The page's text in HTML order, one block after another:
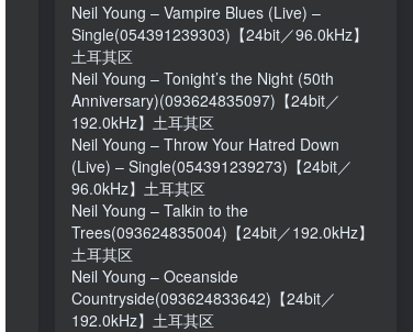
Neil Young – Vampire Blues (Live) –
Single(054391239303)【24bit／96.0kHz】
土耳其区
Neil Young – Tonight’s the Night (50th
Anniversary)(093624835097)【24bit／
192.0kHz】土耳其区
Neil Young – Throw Your Hatred Down
(Live) – Single(054391239273)【24bit／
96.0kHz】土耳其区
Neil Young – Talkin to the
Trees(093624835004)【24bit／192.0kHz】
土耳其区
Neil Young – Oceanside
Countryside(093624833642)【24bit／
192.0kHz】土耳其区